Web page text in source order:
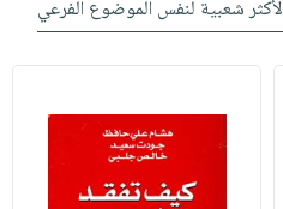
الأكثر شعبية لنفس الموضوع الفرعي